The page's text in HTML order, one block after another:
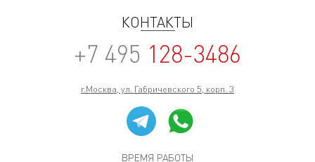
КОНТАКТЫ
+7 495 128-3486
г.Москва, ул. Габричевского 5, корп. 3
ВРЕМЯ РАБОТЫ